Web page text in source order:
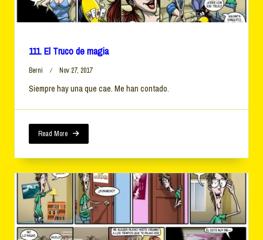
111. El Truco de magia
Berni Nov 27, 2017
Siempre hay una que cae. Me han contado.
Read More